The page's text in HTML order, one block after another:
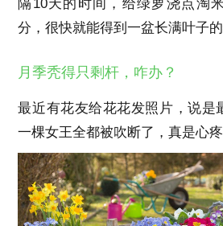
隔10天的时间，给绿萝浇点淘
分，很快就能得到一盆长满叶子的
月季秃得只剩杆，咋办？
最近有花友给花花发照片，说是
一棵女王全都被吹断了，真是心疼